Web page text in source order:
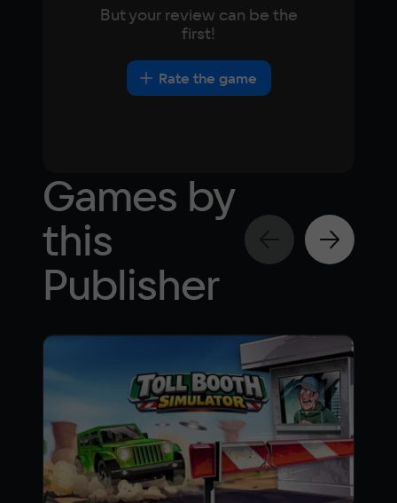
But your review can be the
first!
Rate the game
Games by
this
Publisher